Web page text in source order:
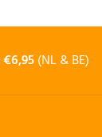
€6,95(NL & BE)